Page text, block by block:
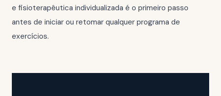
e fisioterapêutica individualizada é o primeiro passo
antes de iniciar ou retomar qualquer programa de
exercícios.